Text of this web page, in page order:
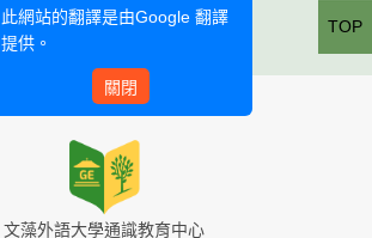
文藻外語大學通識教育中心
TOP
此網站的翻譯是由Google 翻譯
提供。
關閉